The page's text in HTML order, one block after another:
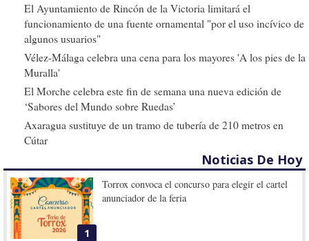
El Ayuntamiento de Rincón de la Victoria limitará el
funcionamiento de una fuente ornamental "por el uso incívico de
algunos usuarios"
Vélez-Málaga celebra una cena para los mayores 'A los pies de la
Muralla'
El Morche celebra este fin de semana una nueva edición de
‘Sabores del Mundo sobre Ruedas’
Axaragua sustituye de un tramo de tubería de 210 metros en
Cútar
Noticias De Hoy
1
Torrox convoca el concurso para elegir el cartel
anunciador de la feria